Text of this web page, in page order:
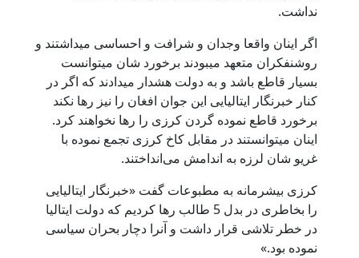
نداشت.
اگر اینان واقعا وجدان و شرافت و احساسی میداشتند و
روشنفکران متعهد میبودند برخورد شان میتوانست
بسیار قاطع باشد و به دولت هشدار میدادند که اگر در
کنار خبرنگار ایتالیایی این جوان افغان را نیز رها نکند
برخورد قاطع نموده گردن کرزی را رها نخواهند کرد.
اینان میتوانستند در مقابل کاخ کرزی تجمع نموده با
غریو شان لرزه به اندامش می‌انداختند.
کرزی بیشرمانه به مطبوعات گفت «خبرنگار ایتالیایی
را بخاطری در بدل 5 طالب رها کردیم که دولت ایتالیا
در خطر تلاشی قرار داشت و آنرا دچار بحران سیاسی
نموده بود.»